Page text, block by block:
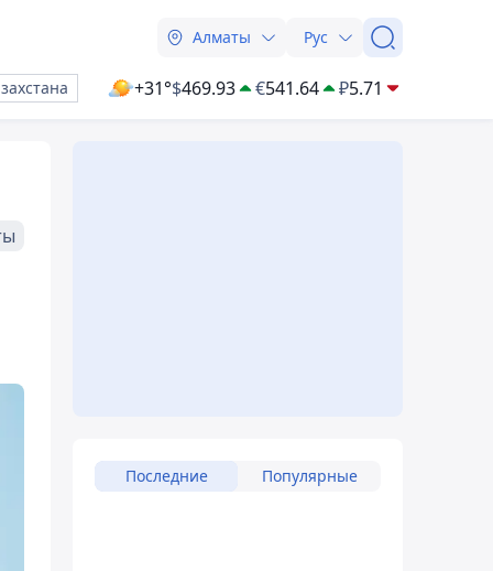
Алматы Рус
+31°$469.93 €541.64 ₽5.71
Последние Популярные